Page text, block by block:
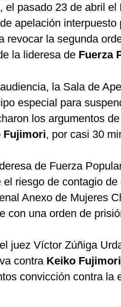
el pasado 23 de abril el
apelación interpuesto
revocar la segunda
la lideresa de Fuerza
la Sala de
especial para
los argumentos de
Fujimori, por casi 30
de Fuerza
el riesgo de contagio de
Anexo de Mujeres
con una orden de
juez Víctor Zúñiga
contra Keiko Fujimori
convicción contra la